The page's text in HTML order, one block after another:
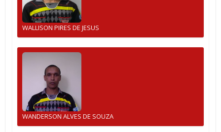
WALLISON PIRES DE JESUS
WANDERSON ALVES DE SOUZA